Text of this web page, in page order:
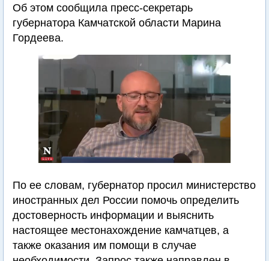
Об этом сообщила пресс-секретарь
губернатора Камчатской области Марина
Гордеева.
По ее словам, губернатор просил министерство
иностранных дел России помочь определить
достоверность информации и выяснить
настоящее местонахождение камчатцев, а
также оказания им помощи в случае